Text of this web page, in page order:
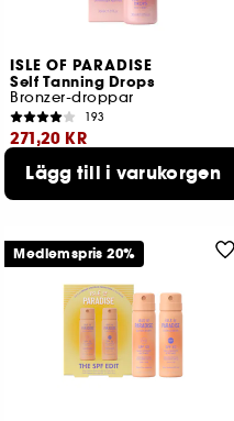
ISLE OF PARADISE
Self Tanning Drops
Bronzer-droppar
193
271,20 KR
Lägsta pris : 339,00 KR
Lägg till i varukorgen
Medlemspris 20%